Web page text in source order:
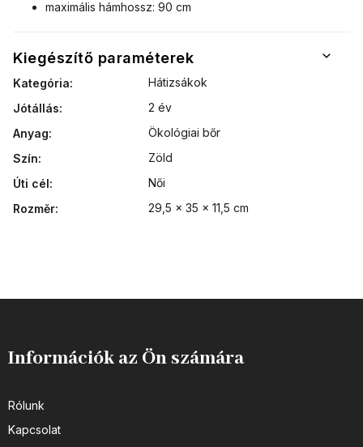
maximális hámhossz: 90 cm
Kiegészítő paraméterek
Kategória:
Hátizsákok
Jótállás:
2 év
Anyag:
Ökológiai bőr
Szín:
Zöld
Úti cél:
Női
Rozměr: 29,5 x 35 x 11,5 cm
Információk az Ön számára
Rólunk
Kapcsolat